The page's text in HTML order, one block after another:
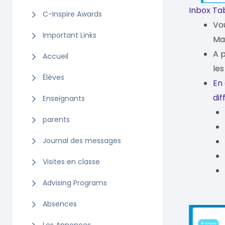
C-Inspire Awards
Important Links
Accueil
Élèves
Enseignants
parents
Journal des messages
Visites en classe
Advising Programs
Absences
Inbox
A